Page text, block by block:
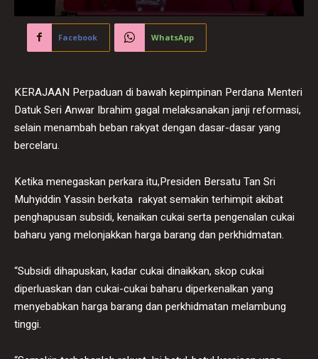
Facebook WhatsApp
KERAJAAN Perpaduan di bawah kepimpinan Perdana Menteri
Datuk Seri Anwar Ibrahim gagal melaksanakan janji reformasi,
selain menambah beban rakyat dengan dasar-dasar yang
bercelaru.
Ketika menegaskan perkara itu,Presiden Bersatu Tan Sri
Muhyiddin Yassin berkata rakyat semakin terhimpit akibat
penghapusan subsidi, kenaikan cukai serta pengenalan cukai
baharu yang melonjakkan harga barang dan perkhidmatan.
“Subsidi dihapuskan, kadar cukai dinaikkan, skop cukai
diperluaskan dan cukai-cukai baharu diperkenalkan yang
menyebabkan harga barang dan perkhidmatan melambung
tinggi.